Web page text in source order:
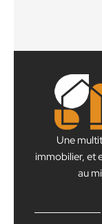
Une
immobilier, et
au